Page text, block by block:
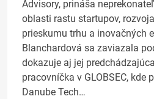
Advisory, prináša
oblasti rastu startupov,
prieskumu trhu a inovačných
Blanchardová sa zaviazala
dokazuje aj jej
pracovníčka v GLOBSEC, kde
Danube Tech…